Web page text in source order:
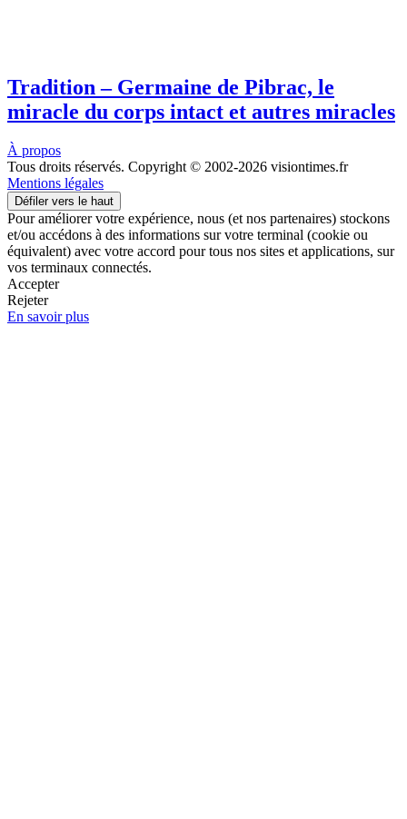
Tradition – Germaine de Pibrac, le
miracle du corps intact et autres miracles
À propos
Tous droits réservés. Copyright © 2002-2026 visiontimes.fr
Mentions légales
Défiler vers le haut
Pour améliorer votre expérience, nous (et nos partenaires) stockons
et/ou accédons à des informations sur votre terminal (cookie ou
équivalent) avec votre accord pour tous nos sites et applications, sur
vos terminaux connectés.
Accepter
Rejeter
En savoir plus